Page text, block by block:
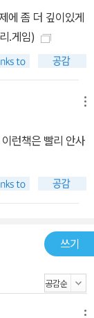
에 좀 더 깊이있게
.게임)
런책은 빨리 안사
쓰기